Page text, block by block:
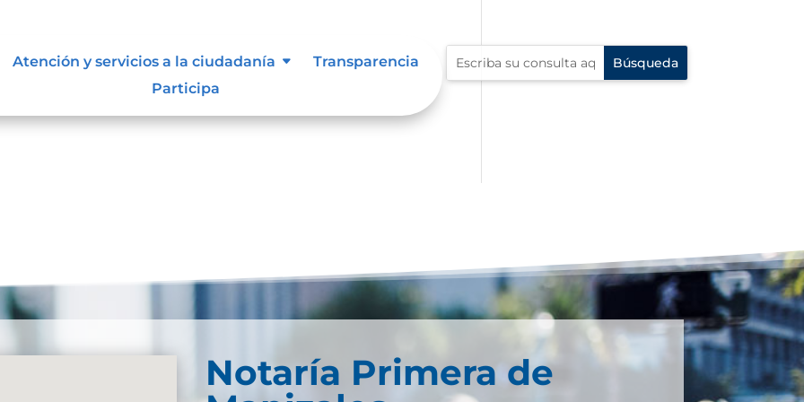
Atención y servicios a la ciudadanía
Transparencia
Participa
Notaría Primera de